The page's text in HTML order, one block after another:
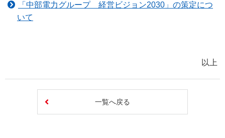
「中部電力グループ 経営ビジョン2030」の策定につ
いて
以上
一覧へ戻る